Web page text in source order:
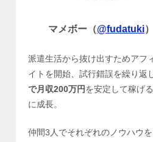
マメボー（@fudatuki）
派遣生活から抜け出すためアフ
イトを開始、試行錯誤を繰り返
で月収200万円を安定して稼げ
に成長。
仲間3人でそれぞれのノウハウを